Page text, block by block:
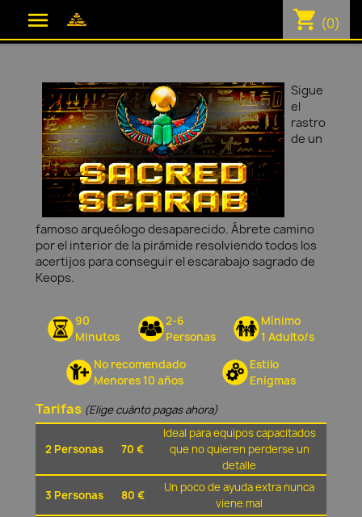
 shopping_cart (0)
Sigue
el
rastro
de un
famoso arqueólogo desaparecido. Ábrete camino
por el interior de la pirámide resolviendo todos los
acertijos para conseguir el escarabajo sagrado de
Keops.
90
Minutos
2-6
Personas
Mínimo
1 Adulto/s
No recomendado
Menores 10 años
Estilo
Enigmas
Tarifas (Elige cuánto pagas ahora)
2 Personas 70 €
Ideal para equipos capacitados
que no quieren perderse un
detalle
3 Personas 80 €
Un poco de ayuda extra nunca
viene mal